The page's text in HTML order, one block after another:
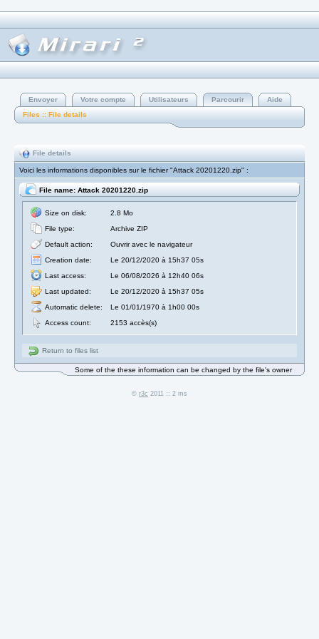
Envoyer Votre compte Utilisateurs Parcourir
Aide
Files :: File details
File details
Voici les informations disponibles sur le fichier "Attack 20201220.zip" :
File name: Attack 20201220.zip
Size on disk:
2.8 Mo
File type:
Archive ZIP
Default action:
Ouvrir avec le navigateur
Creation date:
Le 20/12/2020 à 15h37 05s
Last access:
Le 06/08/2026 à 12h40 06s
Last updated:
Le 20/12/2020 à 15h37 05s
Automatic delete:
Le 01/01/1970 à 1h00 00s
Access count:
2153 accès(s)
Return to files list
Some of the these information can be changed by the file's owner
© r3c 2011 :: 2 ms